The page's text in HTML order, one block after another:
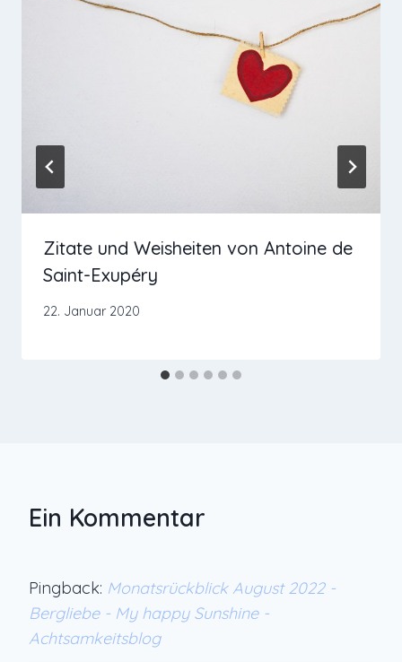
Zitate und Weisheiten von Antoine de
Saint-Exupéry
22. Januar 2020
Ein Kommentar
Pingback: Monatsrückblick August 2022 -
Bergliebe - My happy Sunshine -
Achtsamkeitsblog